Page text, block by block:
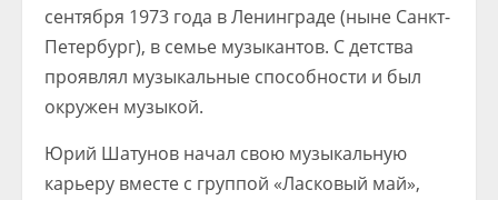
сентября 1973 года в Ленинграде (ныне Санкт-
Петербург), в семье музыкантов. С детства
проявлял музыкальные способности и был
окружен музыкой.
Юрий Шатунов начал свою музыкальную
карьеру вместе с группой «Ласковый май»,